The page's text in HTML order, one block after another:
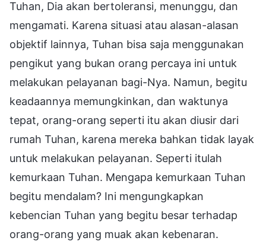
Tuhan, Dia akan bertoleransi, menunggu, dan
mengamati. Karena situasi atau alasan-alasan
objektif lainnya, Tuhan bisa saja menggunakan
pengikut yang bukan orang percaya ini untuk
melakukan pelayanan bagi-Nya. Namun, begitu
keadaannya memungkinkan, dan waktunya
tepat, orang-orang seperti itu akan diusir dari
rumah Tuhan, karena mereka bahkan tidak layak
untuk melakukan pelayanan. Seperti itulah
kemurkaan Tuhan. Mengapa kemurkaan Tuhan
begitu mendalam? Ini mengungkapkan
kebencian Tuhan yang begitu besar terhadap
orang-orang yang muak akan kebenaran.